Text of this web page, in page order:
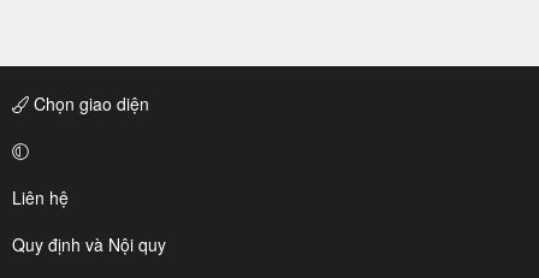
Chọn giao diện
Liên hệ
Quy định và Nội quy